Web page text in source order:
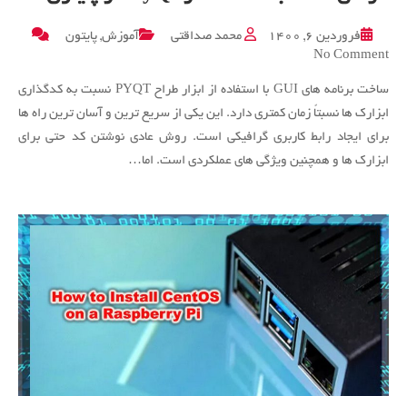
فروردین ۶, ۱۴۰۰ محمد صداقتی آموزش, پایتون
No Comment
on
GUI
با
استفاده
PyQt
ساخت برنامه های GUI با استفاده از ابزار طراح PYQT نسبت به کدگذاری
ابزارک ها نسبتاً زمان کمتری دارد. این یکی از سریع ترین و آسان ترین راه ها
برای ایجاد رابط کاربری گرافیکی است. روش عادی نوشتن کد حتی برای
ابزارک ها و همچنین ویژگی های عملکردی است. اما…